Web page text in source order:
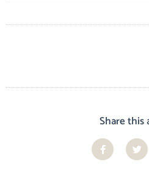
Share this